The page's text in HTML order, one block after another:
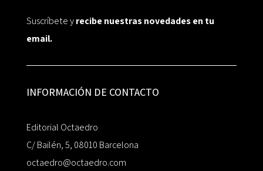
Suscríbete yrecibe nuestras novedades en tu
email.
INFORMACIÓN DE CONTACTO
Editorial Octaedro
C/ Bailén, 5, 08010 Barcelona
octaedro@octaedro.com